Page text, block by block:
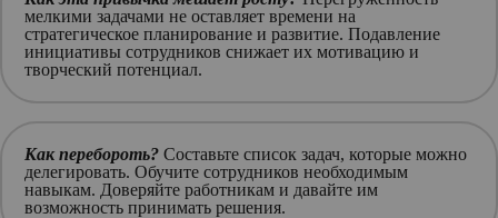
мелкими задачами не оставляет времени на
стратегическое планирование и развитие. Подавление
инициативы сотрудников снижает их мотивацию и
творческий потенциал.
Как перебороть? Составьте список задач, которые можно
делегировать. Обучите сотрудников необходимым
навыкам. Доверяйте работникам и давайте им
возможность принимать решения.